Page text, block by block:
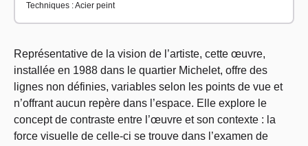
Techniques : Acier peint
Représentative de la vision de l’artiste, cette œuvre,
installée en 1988 dans le quartier Michelet, offre des
lignes non définies, variables selon les points de vue et
n’offrant aucun repère dans l’espace. Elle explore le
concept de contraste entre l’œuvre et son contexte : la
force visuelle de celle-ci se trouve dans l’examen de